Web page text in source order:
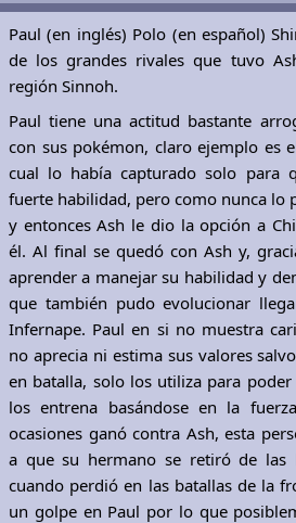
Paul (en inglés) Polo (en español)
de los grandes rivales que tuvo
región Sinnoh.
Paul tiene una actitud bastante
con sus pokémon, claro ejemplo es
cual lo había capturado solo para
fuerte habilidad, pero como nunca lo
y entonces Ash le dio la opción a
él. Al final se quedó con Ash y,
aprender a manejar su habilidad y
que también pudo evolucionar
Infernape. Paul en si no muestra
no aprecia ni estima sus valores
en batalla, solo los utiliza para
los entrena basándose en la
ocasiones ganó contra Ash, esta
a que su hermano se retiró de las
cuando perdió en las batallas de la
un golpe en Paul por lo que